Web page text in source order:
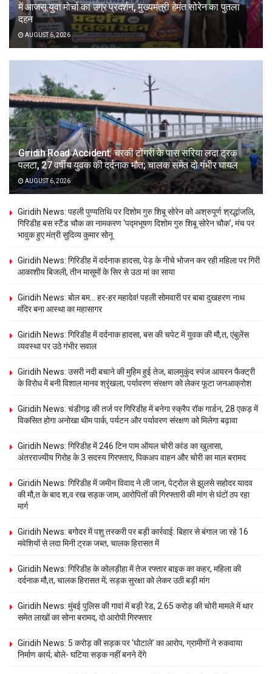
में आजसू युवा मोर्चा का उग्र प्रदर्शन, मुख्यमंत्री हेमंत सोरेन का पुतला
दहन
AUGUST 6, 2026
Giridih Road Accident: चरकी टोंगरी के पास सरिया लदा ट्रक
पलटा, 27 वर्षीय युवक की दर्दनाक मौत; चालक समेत दो गंभीर घायल
AUGUST 6, 2026
Giridih News: पहली पुण्यतिथि पर दिशोम गुरु शिबू सोरेन को अश्रुपूर्ण श्रद्धांजलि,
गिरिडीह बस स्टैंड चौक का नामकरण ‘पद्मभूषण दिशोम गुरु शिबू सोरेन चौक’, मंच पर
भावुक हुए मंत्री सुदिव्य कुमार सोनू
Giridih News: गिरिडीह में दर्दनाक हादसा, पेड़ के नीचे भोजन कर रही महिला पर गिरी
आकाशीय बिजली, तीन मासूमों के सिर से उठा मां का साया
Giridih News: बोल बम… हर-हर महादेव! पहली सोमवारी पर बाबा दुखहरण नाथ
मंदिर बना आस्था का महासागर
Giridih News: गिरिडीह में दर्दनाक हादसा, बस की चपेट में युवक की मौ,त, एंबुलेंस
व्यवस्था पर उठे गंभीर सवाल
Giridih News: उसरी नदी बचाने की मुहिम हुई तेज, बालमुकुंद स्पंज आयरन फैक्ट्री
के विरोध में बनी विशाल मानव श्रृंखला, पर्यावरण संरक्षण को लेकर फूटा जनआक्रोश
Giridih News: चंडीगढ़ की तर्ज पर गिरिडीह में बनेगा स्क्रैप रॉक गार्डन, 28 एकड़ में
विकसित होगा अनोखा थीम पार्क, पर्यटन और पर्यावरण संरक्षण को मिलेगा बढ़ावा
Giridih News: गिरिडीह में 246 टिन पाम ऑयल चोरी कांड का खुलासा,
अंतरराज्यीय गिरोह के 3 सदस्य गिरफ्तार, पिकअप वाहन और चोरी का माल बरामद
Giridih News: गिरिडीह में जमीन विवाद ने ली जान, पेट्रोल से झुलसे सहोदर यादव
की मौ,त के बाद श,व रख सड़क जाम, आरोपितों की गिरफ्तारी की मांग से घंटों ठप रहा
मार्ग
Giridih News: बगोदर में पशु तस्करी पर बड़ी कार्रवाई: बिहार से बंगाल जा रहे 16
मवेशियों से लदा मिनी ट्रक जब्त, चालक हिरासत में
Giridih News: गिरिडीह के कोलड़ीहा में तेज रफ्तार बाइक का कहर, महिला की
दर्दनाक मौ,त, चालक हिरासत में; सड़क सुरक्षा को लेकर उठी बड़ी मांग
Giridih News: मुंबई पुलिस की गावां में बड़ी रेड, 2.65 करोड़ की चोरी मामले में थार
समेत लाखों का सोना बरामद, दो आरोपी गिरफ्तार
Giridih News: 5 करोड़ की सड़क पर ‘घोटाले’ का आरोप, ग्रामीणों ने रुकवाया
निर्माण कार्य; बोले- घटिया सड़क नहीं बनने देंगे